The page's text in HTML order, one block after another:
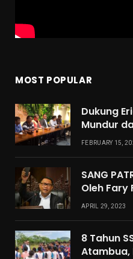
MOST POPULAR
Dukung
Mundur
FEBRUARY 15,
SANG
Oleh Fary
APRIL 29, 2023
8 Tahun
Atambua,